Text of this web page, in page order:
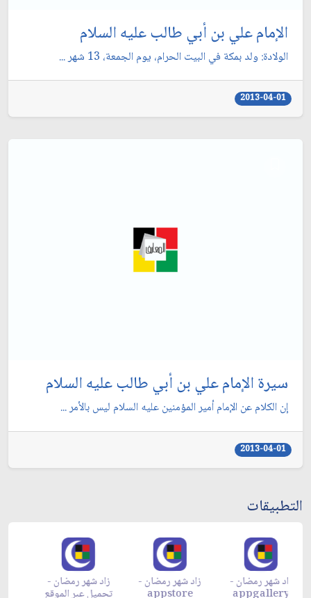
الإمام علي بن أبي طالب عليه السلام
الولادة: ولد بمكة في البيت الحرام، يوم الجمعة، 13 شهر ...
2013-04-01
سيرة الإمام علي بن أبي طالب عليه السلام
إن الكلام عن الإمام أمير المؤمنين عليه السلام ليس بالأمر ...
2013-04-01
التطبيقات
زاد شهر رمضان -
تحميل عبر الموقع
زاد شهر رمضان -
appstore
زاد شهر رمضان -
appgallery